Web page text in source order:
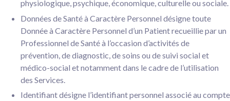
physiologique, psychique, économique, culturelle ou sociale.
Données de Santé à Caractère Personnel désigne toute
Donnée à Caractère Personnel d’un Patient recueillie par un
Professionnel de Santé à l’occasion d’activités de
prévention, de diagnostic, de soins ou de suivi social et
médico-social et notamment dans le cadre de l’utilisation
des Services.
Identifiant désigne l’identifiant personnel associé au compte